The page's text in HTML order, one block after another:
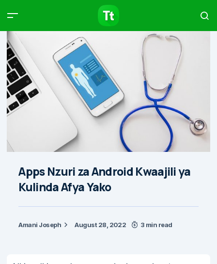
Apps Nzuri za Android Kwaajili ya
Kulinda Afya Yako
Amani Joseph August 28, 2022 3 min read
Products Articles
Type to start searching…